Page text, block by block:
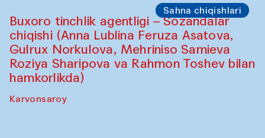
Sahna chiqishlari
Buxoro tinchlik agentligi – Sozandalar
chiqishi (Anna Lublina Feruza Asatova,
Gulrux Norkulova, Mehriniso Samieva
Roziya Sharipova va Rahmon Toshev bilan
hamkorlikda)
Karvonsaroy